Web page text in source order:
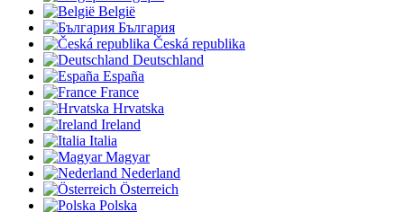
België
България
Česká republika
Deutschland
España
France
Hrvatska
Ireland
Italia
Magyar
Nederland
Österreich
Polska